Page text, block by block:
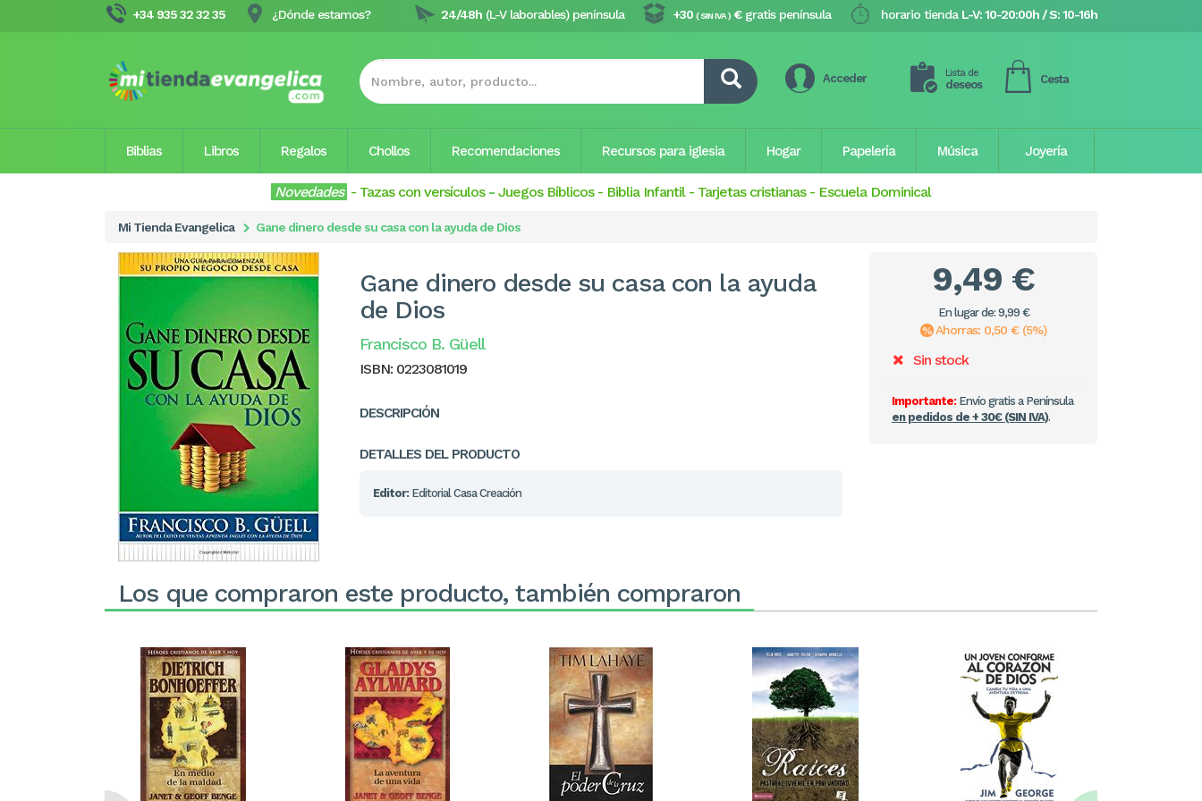
+34 935 32 32 35 ¿Dónde estamos? horario tienda L-V: 10-20:00h / S: 10-16h
+30 ( SIN IVA ) €gratis península
24/48h (L-V laborables) península
Acceder Lista de
deseos Cesta
Biblias Libros Regalos Chollos Recomendaciones Recursos para iglesia Hogar Papelería Música Joyería
Novedades - Tazas con versículos- Juegos Bíblicos- Biblia Infantil- Tarjetas cristianas - Escuela Dominical
Mi Tienda Evangelica Gane dinero desde su casa con la ayuda de Dios
Gane dinero desde su casa con la ayuda
de Dios
Francisco B. Güell
ISBN: 0223081019
DESCRIPCIÓN
DETALLES DEL PRODUCTO
Editor: Editorial Casa Creación
9,49 €
En lugar de: 9,99 €
Ahorras: 0,50 € (5%)
Sin stock
Importante:Envío gratis a Península
en pedidos de + 30€ (SIN IVA).
Los que compraron este producto, también compraron